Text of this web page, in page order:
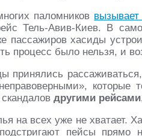
паломников вызывает
Тель-Авив-Киев. В
пассажиров хасиды
процесс было нельзя, и
принялись
которые
другими рейсами
на всех уже не хватает.
пейсы прямо